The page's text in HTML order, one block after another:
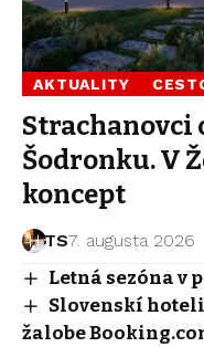
AKTUALITY
Strachanovci
Šodronku. V
koncept
TS7. augusta 2026
Letná sezóna v
Slovenskí
žalobe